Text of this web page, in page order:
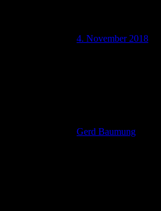
4. November 2018
Gerd Baumung